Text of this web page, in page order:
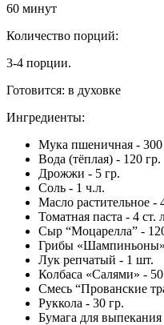
60 минут
Количество порций:
3-4 порции.
Готовится: в духовке
Ингредиенты:
Мука пшеничная - 300
Вода (тёплая) - 120 гр.
Дрожжи - 5 гр.
Соль - 1 ч.л.
Масло растительное -
Томатная паста - 4 ст.
Сыр “Моцарелла” -
Грибы
Лук репчатый - 1 шт.
Колбаса «Салями» - 50
Смесь “Прованские
Руккола - 30 гр.
Бумага для выпекания